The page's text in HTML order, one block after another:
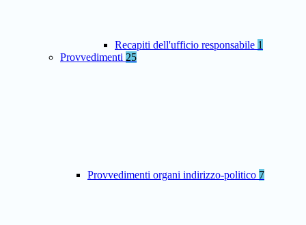
Recapiti dell'ufficio responsabile 1
Provvedimenti 25
Provvedimenti organi indirizzo-politico 7